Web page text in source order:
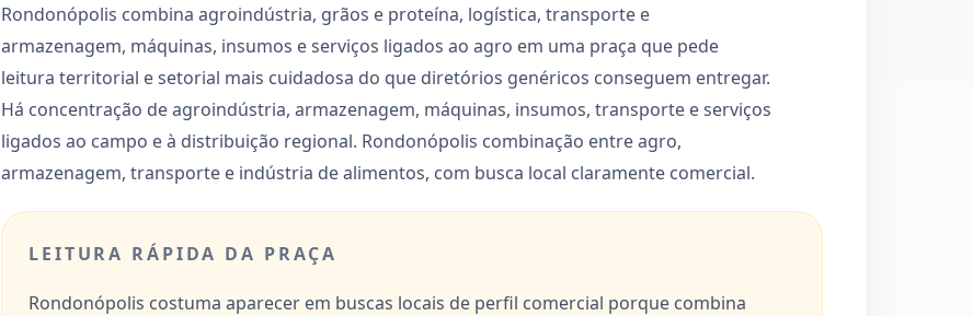
Rondonópolis combina agroindústria, grãos e proteína, logística, transporte e
armazenagem, máquinas, insumos e serviços ligados ao agro em uma praça que pede
leitura territorial e setorial mais cuidadosa do que diretórios genéricos conseguem entregar.
Há concentração de agroindústria, armazenagem, máquinas, insumos, transporte e serviços
ligados ao campo e à distribuição regional. Rondonópolis combinação entre agro,
armazenagem, transporte e indústria de alimentos, com busca local claramente comercial.
LEITURA RÁPIDA DA PRAÇA
Rondonópolis costuma aparecer em buscas locais de perfil comercial porque combina